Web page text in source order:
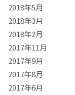
2018年5月
2018年3月
2018年2月
2017年11月
2017年9月
2017年8月
2017年6月